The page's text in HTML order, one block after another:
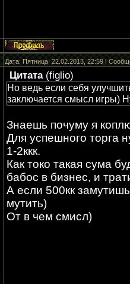
Дата: Пятница, 22.02.2013, 22:59 |
Цитата(figlio)
Но ведь если себя
заключается смысл игры)
Знаешь почуму я
Для успешного торга
1-2ккк.
Как токо такая сума
бабос в бизнес, и
А если 500кк
мутить)
От в чем смисл)